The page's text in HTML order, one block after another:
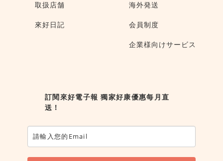
取扱店舗
來好日記
海外発送
会員制度
企業様向けサービス
訂閱來好電子報 獨家好康優惠每月直
送！